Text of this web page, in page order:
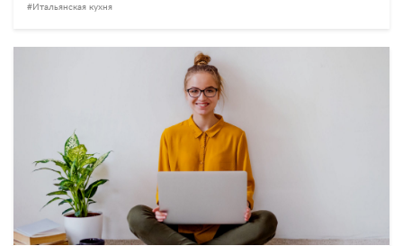
Итальянская кухня